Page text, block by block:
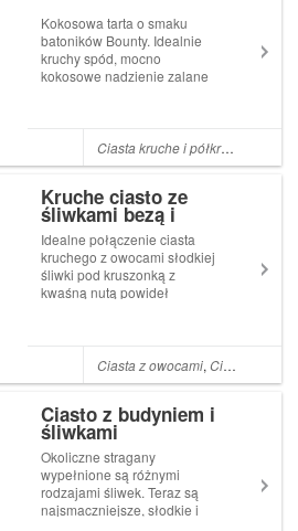
Kokosowa tarta o smaku
batoników Bounty. Idealnie
kruchy spód, mocno
kokosowe nadzienie zalane
Spód tarty mąka 280 g
szczypta soli cukier puder 2
pie...
Ciasta kruche i półkruche
Kruche ciasto ze
śliwkami bezą i
kruszonką
Idealne połączenie ciasta
kruchego z owocami słodkiej
śliwki pod kruszonką z
kwaśną nutą powideł
pudrem. Ciasto kruche forma
2535 cm lub większa
Ciasta z owocami,Ciasta kruche i półkruche
Ciasto z budyniem i
śliwkami
Okoliczne stragany
wypełnione są różnymi
rodzajami śliwek. Teraz są
najsmaczniejsze, słodkie i